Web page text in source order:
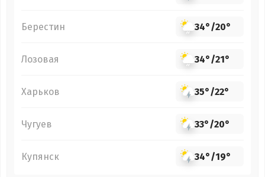
Берестин 34°/20°
Лозовая 34°/21°
Харьков 35°/22°
Чугуев 33°/20°
Купянск 34°/19°